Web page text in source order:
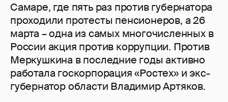
Самаре, где пять раз против губернатора
проходили протесты пенсионеров, а 26
марта – одна из самых многочисленных в
России акция против коррупции. Против
Меркушкина в последние годы активно
работала госкорпорация «Ростех» и экс-
губернатор области Владимир Артяков.